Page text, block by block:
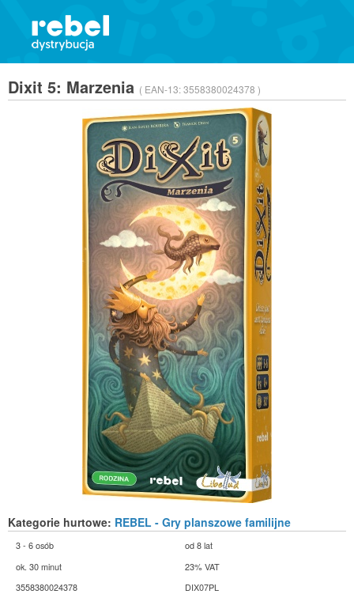
Dixit 5: Marzenia ( EAN-13:3558380024378 )
Kategorie hurtowe: REBEL - Gry planszowe familijne
3 - 6 osób
od 8 lat
ok. 30 minut
23% VAT
3558380024378
DIX07PL